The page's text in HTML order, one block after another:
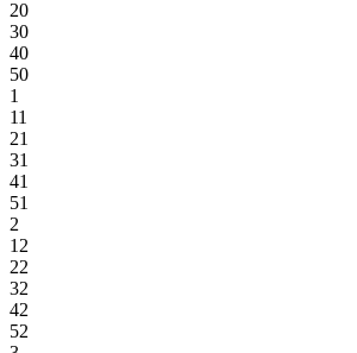
20
30
40
50
1
11
21
31
41
51
2
12
22
32
42
52